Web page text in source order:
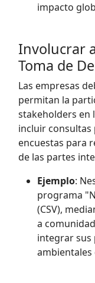
impacto
Involucrar
Toma de
Las empresas
permitan la
stakeholders en
incluir consultas
encuestas para
de las partes
Ejemplo:
programa
(CSV),
a
integrar sus
ambientales